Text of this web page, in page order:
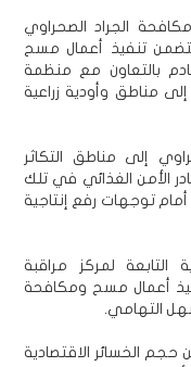
الجراد الصحراوي
تنفيذ أعمال مسح
بالتعاون مع منظمة
إلى مناطق وأودية زراعية
إلى مناطق التكاثر
الأمن الغذائي في تلك
أمام توجهات رفع إنتاجية
التابعة لمركز مراقبة
أعمال مسح ومكافحة
التهامي.
الخسائر الاقتصادية